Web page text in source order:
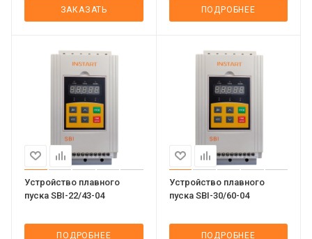
ЗАКАЗАТЬ ПОДРОБНЕЕ
Устройство плавного
пуска SBI-22/43-04
ПОДРОБНЕЕ
Устройство плавного
пуска SBI-30/60-04
ПОДРОБНЕЕ